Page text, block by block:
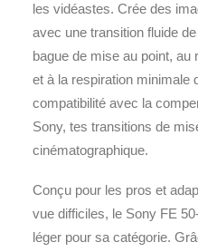
les vidéastes. Crée des
avec une transition fluide
bague de mise au point, au
et à la respiration minimale
compatibilité avec la
Sony, tes transitions de
cinématographique.
Conçu pour les pros et
vue difficiles, le Sony FE
léger pour sa catégorie.